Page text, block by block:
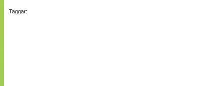
Taggar: